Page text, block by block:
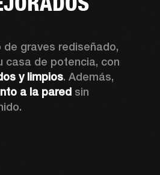
graves rediseñado,
y limpios. Además,
a la pared sin